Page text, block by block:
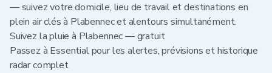
— suivez votre domicile, lieu de travail et destinations en
plein air clés à Plabennec et alentours simultanément.
Suivez la pluie à Plabennec — gratuit
Passez à Essential pour les alertes, prévisions et historique
radar complet